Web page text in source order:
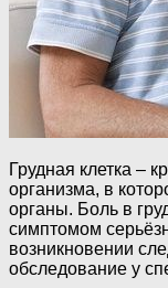
Грудная клетка –
организма, в
органы. Боль в
симптомом
возникновении
обследование у